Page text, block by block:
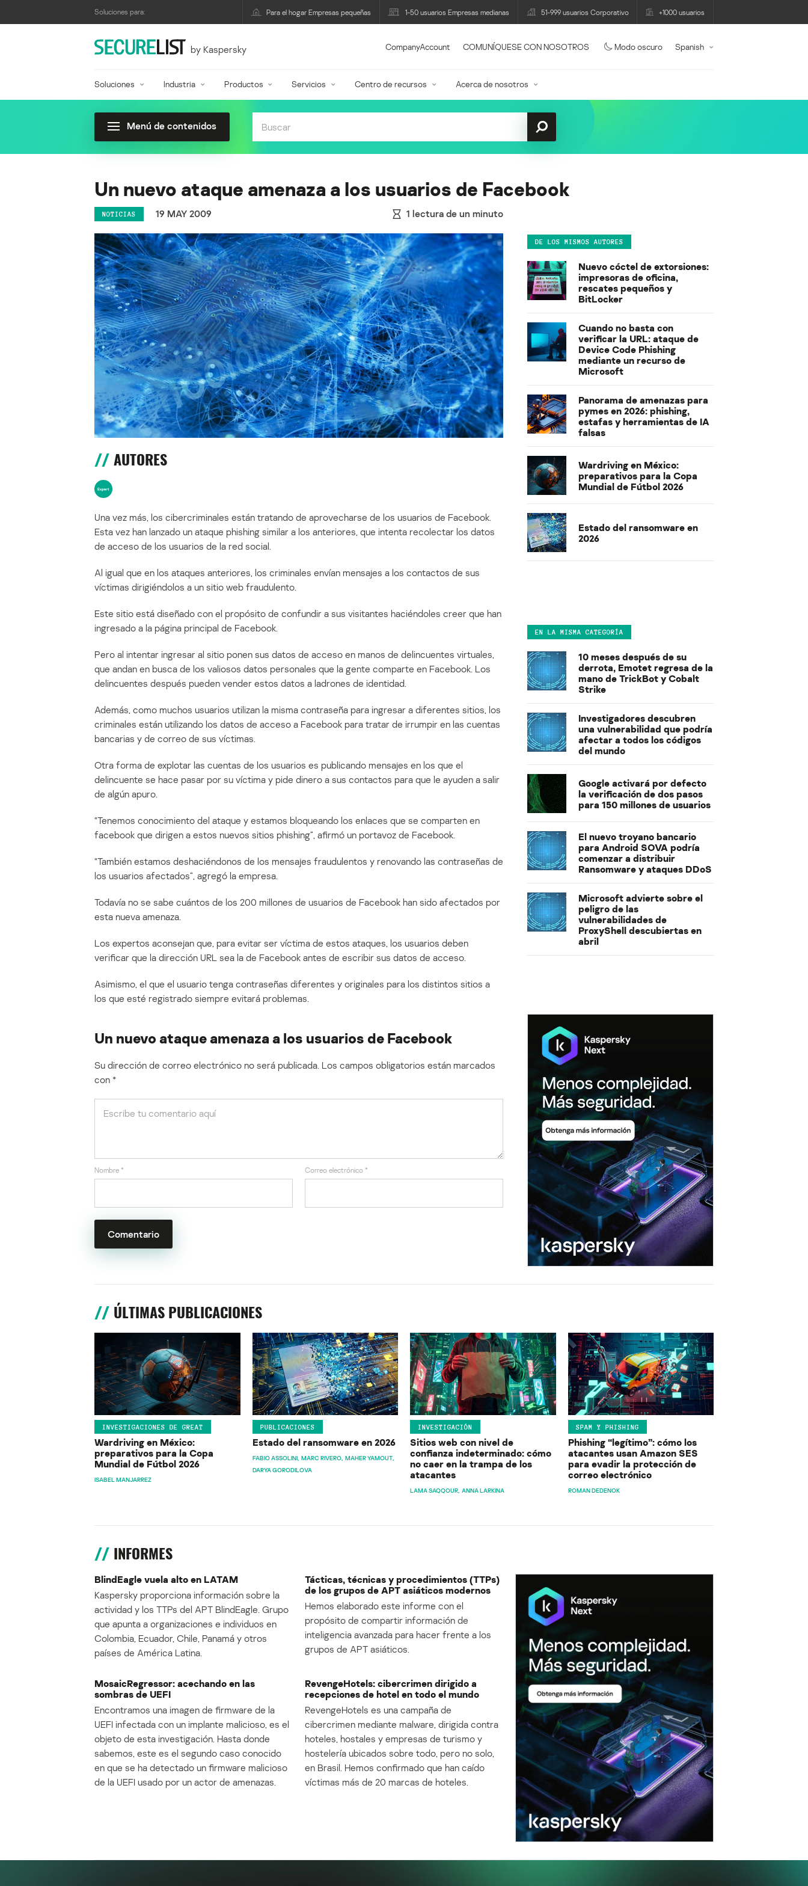
Soluciones para: Para el hogar Empresas pequeñas 1-50 usuarios Empresas medianas 51-999 usuarios Corporativo +1000 usuarios
by Kaspersky CompanyAccount COMUNÍQUESE CON NOSOTROS Modo oscuro Spanish
Soluciones Industria Productos Servicios Centro de recursos Acerca de nosotros
Menú de contenidos
Un nuevo ataque amenaza a los usuarios de Facebook
NOTICIAS 19 MAY 2009 1 lectura de un minuto
AUTORES
Una vez más, los cibercriminales están tratando de aprovecharse de los usuarios de Facebook.
Esta vez han lanzado un ataque phishing similar a los anteriores, que intenta recolectar los datos
de acceso de los usuarios de la red social.
Al igual que en los ataques anteriores, los criminales envían mensajes a los contactos de sus
víctimas dirigiéndolos a un sitio web fraudulento.
Este sitio está diseñado con el propósito de confundir a sus visitantes haciéndoles creer que han
ingresado a la página principal de Facebook.
Pero al intentar ingresar al sitio ponen sus datos de acceso en manos de delincuentes virtuales,
que andan en busca de los valiosos datos personales que la gente comparte en Facebook. Los
delincuentes después pueden vender estos datos a ladrones de identidad.
Además, como muchos usuarios utilizan la misma contraseña para ingresar a diferentes sitios, los
criminales están utilizando los datos de acceso a Facebook para tratar de irrumpir en las cuentas
bancarias y de correo de sus víctimas.
Otra forma de explotar las cuentas de los usuarios es publicando mensajes en los que el
delincuente se hace pasar por su víctima y pide dinero a sus contactos para que le ayuden a salir
de algún apuro.
“Tenemos conocimiento del ataque y estamos bloqueando los enlaces que se comparten en
facebook que dirigen a estos nuevos sitios phishing”, afirmó un portavoz de Facebook.
“También estamos deshaciéndonos de los mensajes fraudulentos y renovando las contraseñas de
los usuarios afectados”, agregó la empresa.
Todavía no se sabe cuántos de los 200 millones de usuarios de Facebook han sido afectados por
esta nueva amenaza.
Los expertos aconsejan que, para evitar ser víctima de estos ataques, los usuarios deben
verificar que la dirección URL sea la de Facebook antes de escribir sus datos de acceso.
Asimismo, el que el usuario tenga contraseñas diferentes y originales para los distintos sitios a
los que esté registrado siempre evitará problemas.
Un nuevo ataque amenaza a los usuarios de Facebook
Su dirección de correo electrónico no será publicada. Los campos obligatorios están marcados
con *
Nombre * Correo electrónico *
DE LOS MISMOS AUTORES
Nuevo cóctel de extorsiones:
impresoras de oficina,
rescates pequeños y
BitLocker
Cuando no basta con
verificar la URL: ataque de
Device Code Phishing
mediante un recurso de
Microsoft
Panorama de amenazas para
pymes en 2026: phishing,
estafas y herramientas de IA
falsas
Wardriving en México:
preparativos para la Copa
Mundial de Fútbol 2026
Estado del ransomware en
2026
EN LA MISMA CATEGORÍA
10 meses después de su
derrota, Emotet regresa de la
mano de TrickBot y Cobalt
Strike
Investigadores descubren
una vulnerabilidad que podría
afectar a todos los códigos
del mundo
Google activará por defecto
la verificación de dos pasos
para 150 millones de usuarios
El nuevo troyano bancario
para Android SOVA podría
comenzar a distribuir
Ransomware y ataques DDoS
Microsoft advierte sobre el
peligro de las
vulnerabilidades de
ProxyShell descubiertas en
abril
ÚLTIMAS PUBLICACIONES
INVESTIGACIONES DE GREAT
Wardriving en México:
preparativos para la Copa
Mundial de Fútbol 2026
ISABEL MANJARREZ
PUBLICACIONES
Estado del ransomware en 2026
FABIO ASSOLINI MARC RIVERO MAHER YAMOUT
DARYA GORODILOVA
INVESTIGACIÓN
Sitios web con nivel de
confianza indeterminado: cómo
no caer en la trampa de los
atacantes
LAMA SAQQOUR ANNA LARKINA
SPAM Y PHISHING
Phishing “legítimo”: cómo los
atacantes usan Amazon SES
para evadir la protección de
correo electrónico
ROMAN DEDENOK
INFORMES
BlindEagle vuela alto en LATAM
Kaspersky proporciona información sobre la
actividad y los TTPs del APT BlindEagle. Grupo
que apunta a organizaciones e individuos en
Colombia, Ecuador, Chile, Panamá y otros
países de América Latina.
Tácticas, técnicas y procedimientos (TTPs)
de los grupos de APT asiáticos modernos
Hemos elaborado este informe con el
propósito de compartir información de
inteligencia avanzada para hacer frente a los
grupos de APT asiáticos.
MosaicRegressor: acechando en las
sombras de UEFI
Encontramos una imagen de firmware de la
UEFI infectada con un implante malicioso, es el
objeto de esta investigación. Hasta donde
sabemos, este es el segundo caso conocido
en que se ha detectado un firmware malicioso
de la UEFI usado por un actor de amenazas.
RevengeHotels: cibercrimen dirigido a
recepciones de hotel en todo el mundo
RevengeHotels es una campaña de
cibercrimen mediante malware, dirigida contra
hoteles, hostales y empresas de turismo y
hostelería ubicados sobre todo, pero no solo,
en Brasil. Hemos confirmado que han caído
víctimas más de 20 marcas de hoteles.